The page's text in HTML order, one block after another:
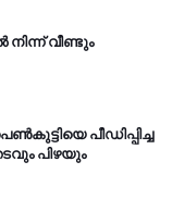
വീണ്ടും
പീഡിപ്പിച്ച
പിഴയും